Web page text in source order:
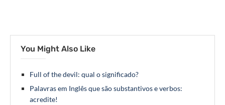
You Might Also Like
Full of the devil: qual o significado?
Palavras em Inglês que são substantivos e verbos:
acredite!